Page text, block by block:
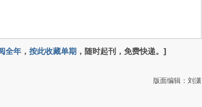
全年 ， 按此收藏单期 ，随时起刊，免费快递。]
版面编辑：刘潇